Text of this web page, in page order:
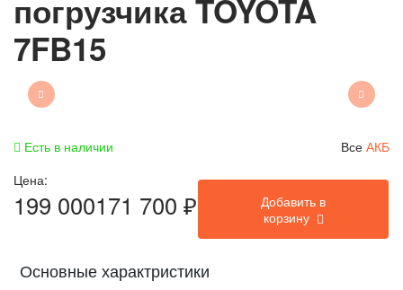
погрузчика TOYOTA
7FB15
Есть в наличии Все АКБ
Цена:
199 000171 700 ₽
Добавить в
корзину
Основные характристики